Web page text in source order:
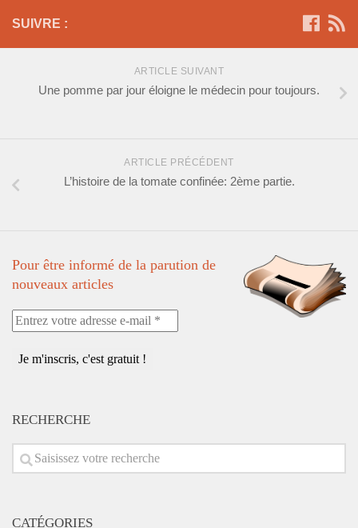
SUIVRE :
ARTICLE SUIVANT
Une pomme par jour éloigne le médecin pour toujours.
ARTICLE PRÉCÉDENT
L’histoire de la tomate confinée: 2ème partie.
Pour être informé de la parution de
nouveaux articles
Entrez
votre
adresse
RECHERCHE
CATÉGORIES